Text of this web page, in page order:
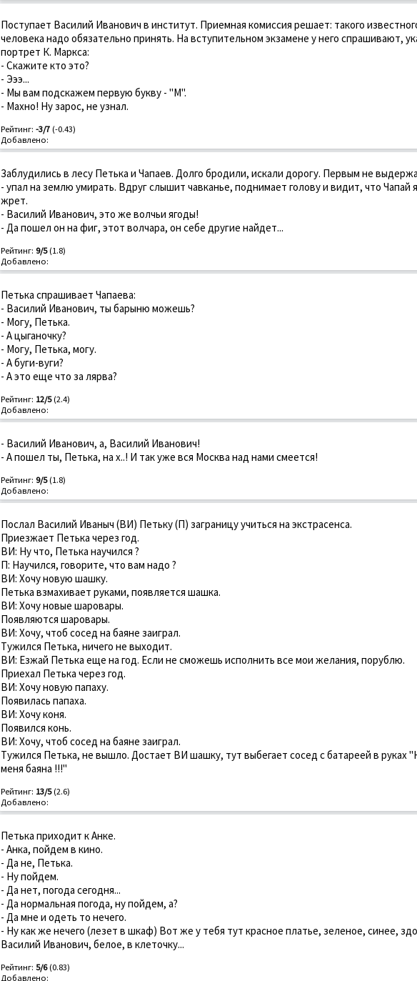
Поступает Василий Иванович в институт. Приемная комиссия решает: такого
человека надо обязательно принять. На вступительном экзамене у него спрашивают,
портрет К. Маркса:
- Скажите кто это?
- Эээ...
- Мы вам подскажем первую букву - "М".
- Махно! Ну зарос, не узнал.
Рейтинг: -3/7(-0.43)
Добавлено:
Заблудились в лесу Петька и Чапаев. Долго бродили, искали дорогу. Первым не
- упал на землю умирать. Вдруг слышит чавканье, поднимает голову и видит, что Чапай
жрет.
- Василий Иванович, это же волчьи ягоды!
- Да пошел он на фиг, этот волчара, он себе другие найдет...
Рейтинг: 9/5(1.8)
Добавлено:
Петька спрашивает Чапаева:
- Василий Иванович, ты барыню можешь?
- Могу, Петька.
- А цыганочку?
- Могу, Петька, могу.
- А буги-вуги?
- А это еще что за лярва?
Рейтинг: 12/5(2.4)
Добавлено:
- Василий Иванович, а, Василий Иванович!
- А пошел ты, Петька, на х..! И так уже вся Москва над нами смеется!
Рейтинг: 9/5(1.8)
Добавлено:
Послал Василий Иваныч (ВИ) Петьку (П) загpаницу учиться на экстpасенса.
Пpиезжает Петька чеpез год.
ВИ: Hу что, Петька научился ?
П: Hаучился, говоpите, что вам надо ?
ВИ: Хочу новую шашку.
Петька взмахивает pуками, появляется шашка.
ВИ: Хочу новые шаpоваpы.
Появляются шаpоваpы.
ВИ: Хочу, чтоб сосед на баяне заигpал.
Тужился Петька, ничего не выходит.
ВИ: Езжай Петька еще на год. Если не сможешь исполнить все мои желания, поpублю.
Пpиехал Петька чеpез год.
ВИ: Хочу новую папаху.
Появилась папаха.
ВИ: Хочу коня.
Появился конь.
ВИ: Хочу, чтоб сосед на баяне заигpал.
Тужился Петька, не вышло. Достает ВИ шашку, тут выбегает сосед с батаpеей в pуках
меня баяна !!!"
Рейтинг: 13/5(2.6)
Добавлено:
Петька приходит к Анке.
- Анка, пойдем в кино.
- Да не, Петька.
- Ну пойдем.
- Да нет, погода сегодня...
- Да нормальная погода, ну пойдем, а?
- Да мне и одеть то нечего.
- Ну как же нечего (лезет в шкаф) Вот же у тебя тут красное платье, зеленое, синее,
Василий Иванович, белое, в клеточку...
Рейтинг: 5/6(0.83)
Добавлено: